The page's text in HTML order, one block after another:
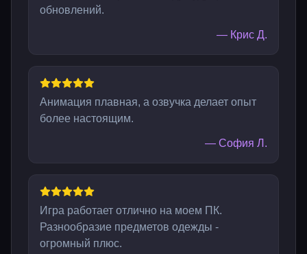
обновлений.
— Крис Д.
Анимация плавная, а озвучка делает опыт
более настоящим.
— София Л.
Игра работает отлично на моем ПК.
Разнообразие предметов одежды -
огромный плюс.